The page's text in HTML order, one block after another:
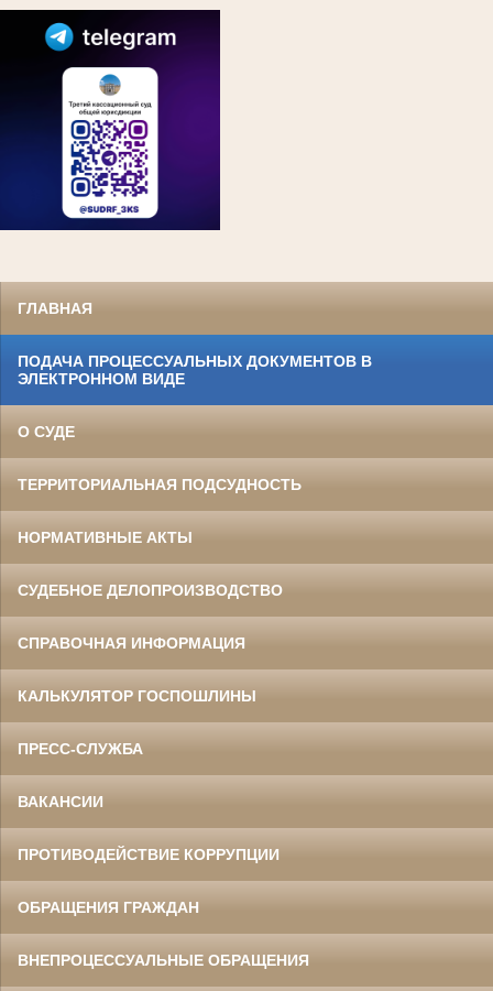
ГЛАВНАЯ
ПОДАЧА ПРОЦЕССУАЛЬНЫХ ДОКУМЕНТОВ В
ЭЛЕКТРОННОМ ВИДЕ
О СУДЕ
ТЕРРИТОРИАЛЬНАЯ ПОДСУДНОСТЬ
НОРМАТИВНЫЕ АКТЫ
СУДЕБНОЕ ДЕЛОПРОИЗВОДСТВО
СПРАВОЧНАЯ ИНФОРМАЦИЯ
КАЛЬКУЛЯТОР ГОСПОШЛИНЫ
ПРЕСС-СЛУЖБА
ВАКАНСИИ
ПРОТИВОДЕЙСТВИЕ КОРРУПЦИИ
ОБРАЩЕНИЯ ГРАЖДАН
ВНЕПРОЦЕССУАЛЬНЫЕ ОБРАЩЕНИЯ